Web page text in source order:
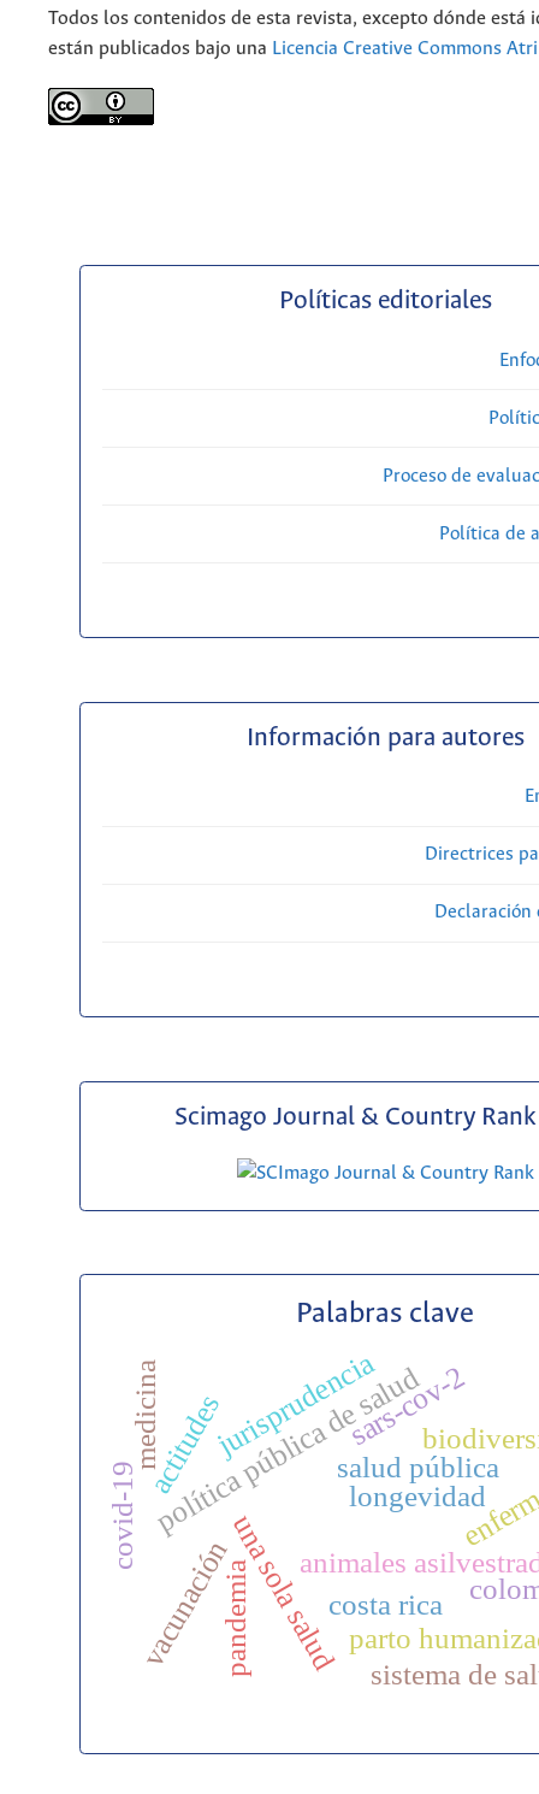
Todos los contenidos de esta revista, excepto dónde está
están publicados bajo una Licencia Creative Commons
Políticas editoriales
Proceso de
Política de
Información para autores
Directrices
Scimago Journal & Country Rank
Palabras clave
una sola saludanimales
salud pública
política pública de salud
costa rica
vacunaciónpandemia
actitudes
medicina
covid-19
sars-cov-2
jurisprudencia
parto
sistema de
longevidad